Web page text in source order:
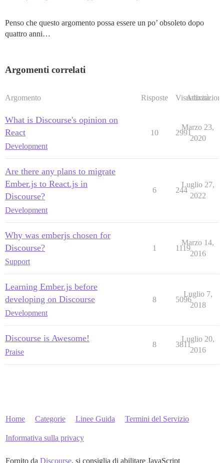
Penso che questo argomento possa essere un po’ obsoleto dopo
quattro anni…
Argomenti correlati
Argomento Risposte Visualizzazioni
Attività
What is Discourse's opinion on
React
Development
10 2991
Marzo 23,
2020
Are there any plans to migrate
Ember.js to React.js in
Discourse?
Development
6 244
Luglio 27,
2022
Why was emberjs chosen for
Discourse?
Support
1 1119
Marzo 14,
2016
Learning Ember.js before
developing on Discourse
Development
8 5096
Luglio 7,
2018
Discourse is Awesome!
Praise
8 3811
Luglio 20,
2016
Home Categorie Linee Guida Termini del Servizio
Informativa sulla privacy
Fornito da Discourse, si consiglia di abilitare JavaScript